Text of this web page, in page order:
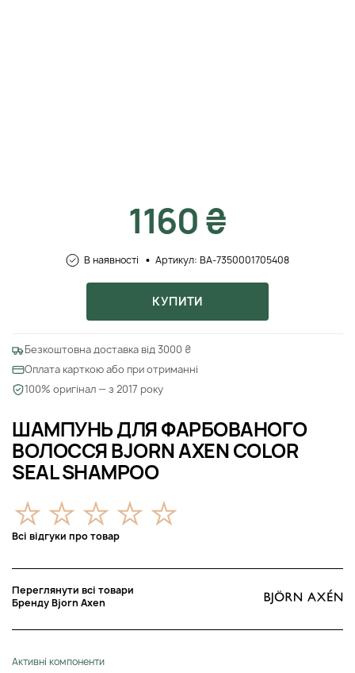
ШАМПУНЬ ДЛЯ ФАРБОВАНОГО
ВОЛОССЯ BJORN AXEN COLOR
SEAL SHAMPOO
Всі відгуки про товар
Переглянути всі товари
Бренду Bjorn Axen
Активні компоненти
1160 ₴
В наявності Артикул: BA-7350001705408
КУПИТИ
Безкоштовна доставка від 3000 ₴
Оплата карткою або при отриманні
100% оригінал — з 2017 року